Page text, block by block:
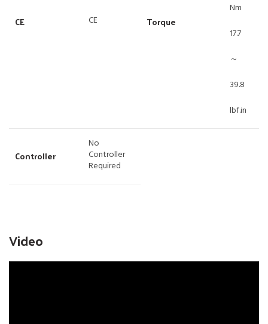
CE CE Torque
Nm
17.7
～
39.8
lbf.in
Controller
No
Controller
Required
Video